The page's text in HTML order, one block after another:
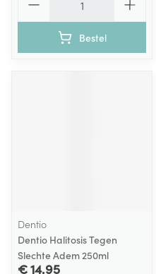
Bestel
Dentio
Dentio Halitosis Tegen
Slechte Adem 250ml
€ 14,95